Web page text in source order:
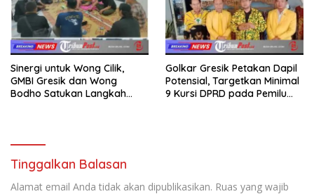
Sinergi untuk Wong Cilik,
GMBI Gresik dan Wong
Bodho Satukan Langkah
Golkar Gresik Petakan Dapil
Potensial, Targetkan Minimal
9 Kursi DPRD pada Pemilu
Tinggalkan Balasan
Alamat email Anda tidak akan dipublikasikan. Ruas yang wajib